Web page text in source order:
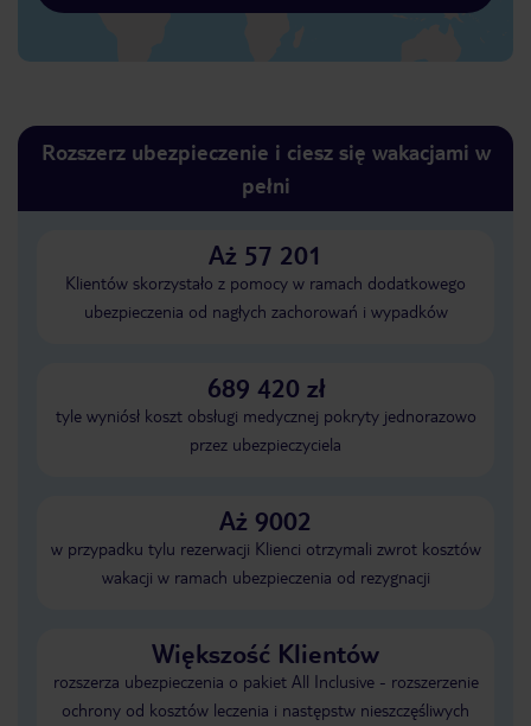
Rozszerz ubezpieczenie i ciesz się wakacjami w
pełni
Aż 57 201
Klientów skorzystało z pomocy w ramach dodatkowego
ubezpieczenia od nagłych zachorowań i wypadków
689 420 zł
tyle wyniósł koszt obsługi medycznej pokryty jednorazowo
przez ubezpieczyciela
Aż 9002
w przypadku tylu rezerwacji Klienci otrzymali zwrot kosztów
wakacji w ramach ubezpieczenia od rezygnacji
Większość Klientów
rozszerza ubezpieczenia o pakiet All Inclusive - rozszerzenie
ochrony od kosztów leczenia i następstw nieszczęśliwych